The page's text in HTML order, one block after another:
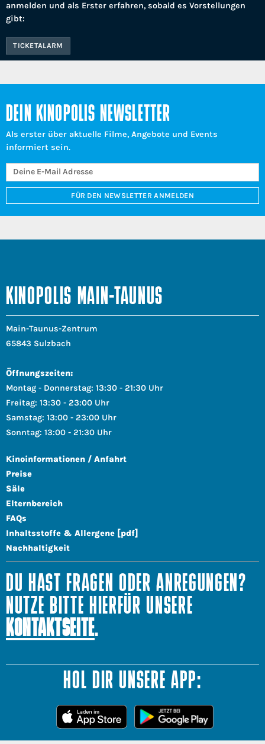
anmelden und als Erster erfahren, sobald es Vorstellungen
gibt:
TICKETALARM
DEIN KINOPOLIS NEWSLETTER
Als erster über aktuelle Filme, Angebote und Events
informiert sein.
FÜR DEN NEWSLETTER ANMELDEN
KINOPOLIS MAIN-TAUNUS
Main-Taunus-Zentrum
65843 Sulzbach
Öffnungszeiten:
Montag - Donnerstag: 13:30 - 21:30 Uhr
Freitag: 13:30 - 23:00 Uhr
Samstag: 13:00 - 23:00 Uhr
Sonntag: 13:00 - 21:30 Uhr
Kinoinformationen / Anfahrt
Preise
Säle
Elternbereich
FAQs
Inhaltsstoffe & Allergene [pdf]
Nachhaltigkeit
DU HAST FRAGEN ODER ANREGUNGEN?
NUTZE BITTE HIERFÜR UNSERE
KONTAKTSEITE.
HOL DIR UNSERE APP: